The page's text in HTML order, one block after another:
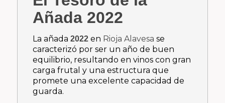
Añada 2022
La añada2022 en Rioja Alavesa se
caracterizó por ser un año de buen
equilibrio, resultando en vinos con gran
carga frutal y una estructura que
promete una excelente capacidad de
guarda.